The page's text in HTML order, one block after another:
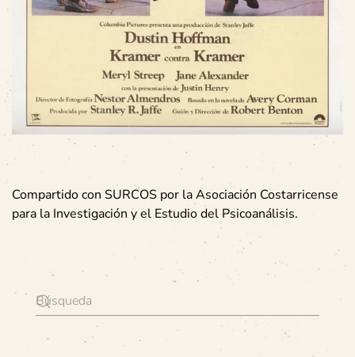
Compartido con SURCOS por la Asociación Costarricense
para la Investigación y el Estudio del Psicoanálisis.